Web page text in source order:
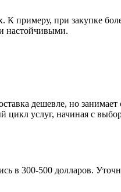
К примеру, при закупке
настойчивыми.
дешевле, но занимает
услуг, начиная с
в 300-500 долларов.